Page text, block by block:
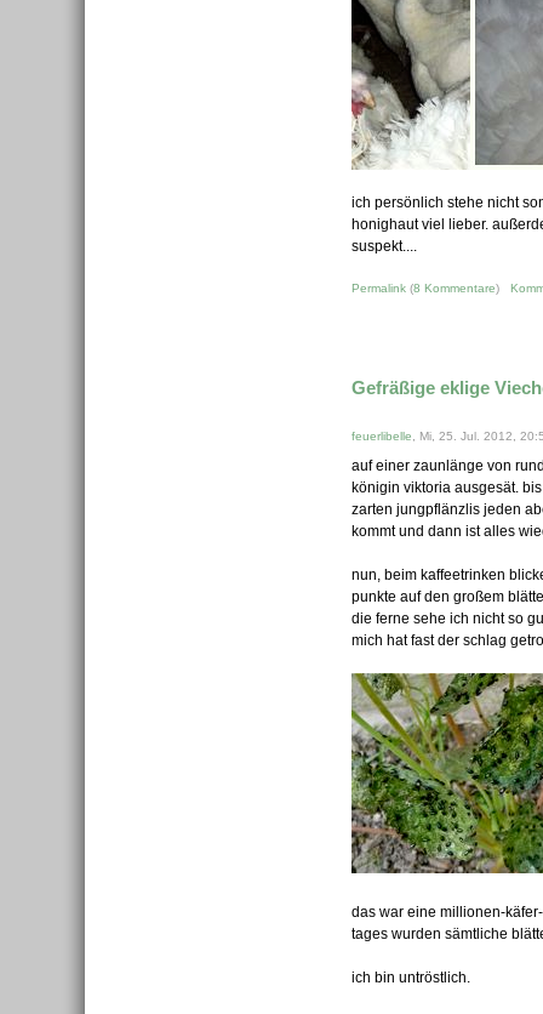
ich persönlich stehe nicht
honighaut viel lieber.
suspekt....
Permalink (8 Kommentare)
Gefräßige eklige
feuerlibelle , Mi, 25. Jul. 2012,
auf einer zaunlänge von
königin viktoria ausgesät.
zarten jungpflänzlis jeden
kommt und dann ist alles
nun, beim kaffeetrinken
punkte auf den großem
die ferne sehe ich nicht so
mich hat fast der schlag
das war eine millionen-
tages wurden sämtliche
ich bin untröstlich.